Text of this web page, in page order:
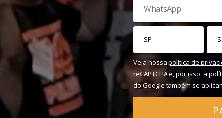
Veja nossa política de
reCAPTCHA e, por isso, a
do Google também se